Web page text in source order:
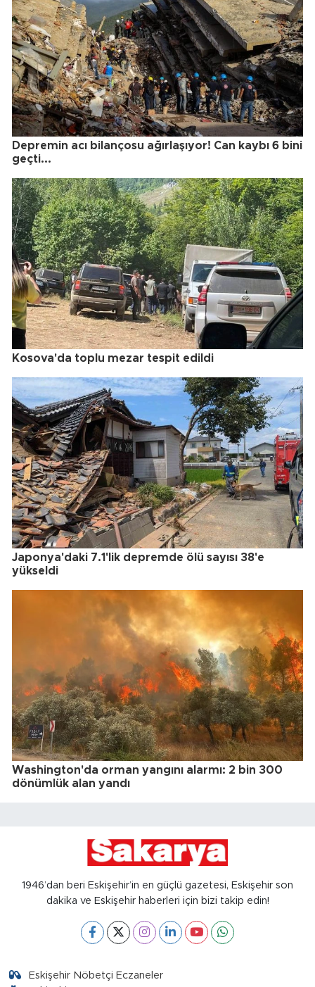
Depremin acı bilançosu ağırlaşıyor! Can kaybı 6 bini
geçti...
Kosova'da toplu mezar tespit edildi
Japonya'daki 7.1'lik depremde ölü sayısı 38'e
yükseldi
Washington'da orman yangını alarmı: 2 bin 300
dönümlük alan yandı
1946’dan beri Eskişehir’in en güçlü gazetesi, Eskişehir son
dakika ve Eskişehir haberleri için bizi takip edin!
Eskişehir Nöbetçi Eczaneler